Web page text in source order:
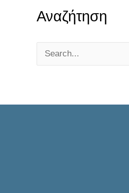
Αναζήτηση